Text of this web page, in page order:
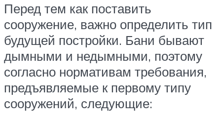
Перед тем как поставить
сооружение, важно определить тип
будущей постройки. Бани бывают
дымными и недымными, поэтому
согласно нормативам требования,
предъявляемые к первому типу
сооружений, следующие: